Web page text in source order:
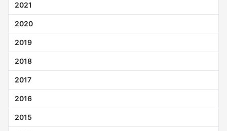
2021
2020
2019
2018
2017
2016
2015